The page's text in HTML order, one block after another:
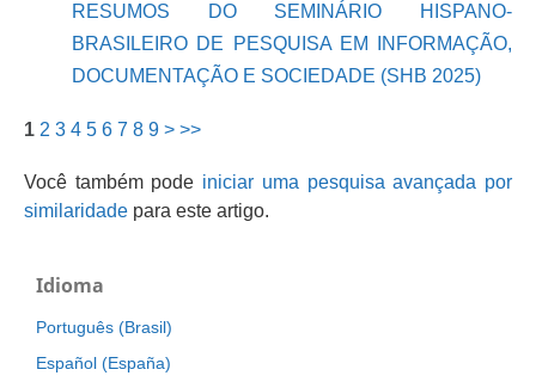
RESUMOS DO SEMINÁRIO HISPANO-
BRASILEIRO DE PESQUISA EM INFORMAÇÃO,
DOCUMENTAÇÃO E SOCIEDADE (SHB 2025)
1 2 3 4 5 6 7 8 9 > >>
Você também pode iniciar uma pesquisa avançada por
similaridadepara este artigo.
Idioma
Português (Brasil)
Español (España)